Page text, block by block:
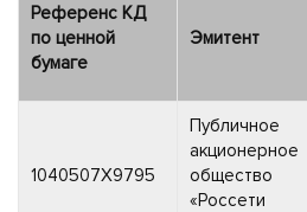
Референс КД
по ценной
бумаге
Эмитент
1040507X9795
Публичное
акционерное
общество
«Россети